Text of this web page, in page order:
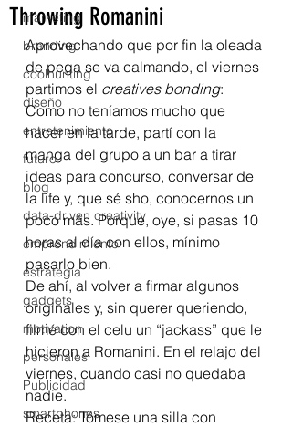
marketing
branding
coolhunting
diseño
entretenimiento
futuro
blog
data-driven creativity
emprendimiento
estrategia
gadgets
motivation
personales
Publicidad
smartphones
Throwing Romanini
Aprovechando que por fin la oleada
de pega se va calmando, el viernes
partimos el creatives bonding:
Como no teníamos mucho que
hacer en la tarde, partí con la
manga del grupo a un bar a tirar
ideas para concurso, conversar de
la life y, que sé sho, conocernos un
poco más. Porque, oye, si pasas 10
horas al día con ellos, mínimo
pasarlo bien.
De ahí, al volver a firmar algunos
originales y, sin querer queriendo,
filmé con el celu un “jackass” que le
hicieron a Romanini. En el relajo del
viernes, cuando casi no quedaba
nadie.
Receta: Tómese una silla con